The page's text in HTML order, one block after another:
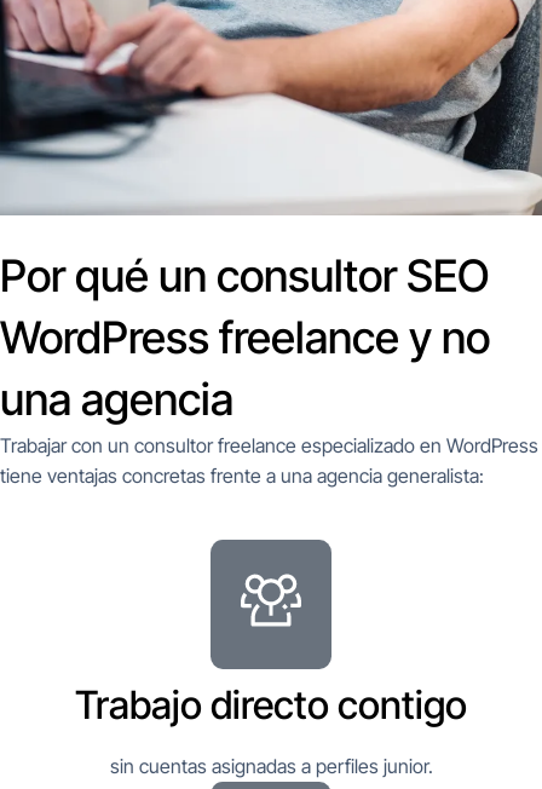
Por qué un consultor SEO
WordPress freelance y no
una agencia
Trabajar con un consultor freelance especializado en WordPress
tiene ventajas concretas frente a una agencia generalista:
Trabajo directo contigo
sin cuentas asignadas a perfiles junior.